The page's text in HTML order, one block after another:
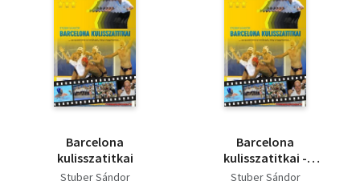
Barcelona
kulisszatitkai
Stuber Sándor
Barcelona
kulisszatitkai -
Dedikált! - Dedikált
Stuber Sándor